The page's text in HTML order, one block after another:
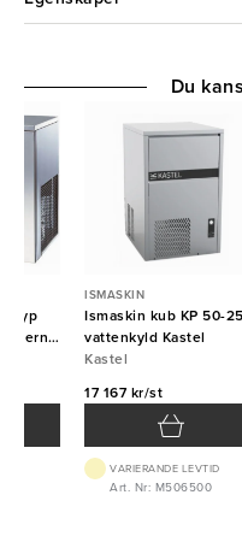
(typ
ISMASKIN
Ismaskin kub KP 50-25
vattenkyld Kastel
Kastel
17 167 kr/st
VARIERANDE LEVTID
Art. Nr: M506500
Du